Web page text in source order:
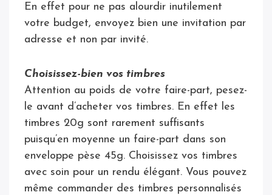
En effet pour ne pas alourdir inutilement
votre budget, envoyez bien une invitation par
adresse et non par invité.
Choisissez-bien vos timbres
Attention au poids de votre faire-part, pesez-
le avant d’acheter vos timbres. En effet les
timbres 20g sont rarement suffisants
puisqu’en moyenne un faire-part dans son
enveloppe pèse 45g. Choisissez vos timbres
avec soin pour un rendu élégant. Vous pouvez
même commander des timbres personnalisés